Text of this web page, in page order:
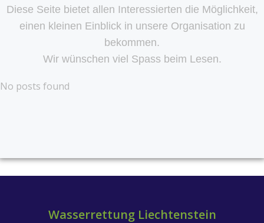
Diese Seite bietet allen Interessierten die Möglichkeit,
einen kleinen Einblick in unsere Organisation zu
bekommen.
Wir wünschen viel Spass beim Lesen.
No posts found
Wasserrettung Liechtenstein